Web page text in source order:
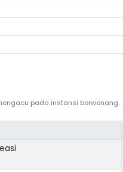
pada instansi berwenang.